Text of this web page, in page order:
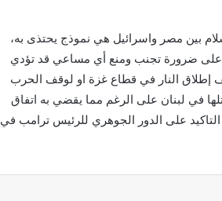
بين مصر واسرائيل هي نموذج يحتذى به،
على ضرورة تجنب ومنع أي مساعي قد تؤدي
إطلاق النار في قطاع غزة او لوقف الحرب
في لبنان على الرغم مما يقضي به اتفاق
على الدور الجوهري للرئيس ترامب في